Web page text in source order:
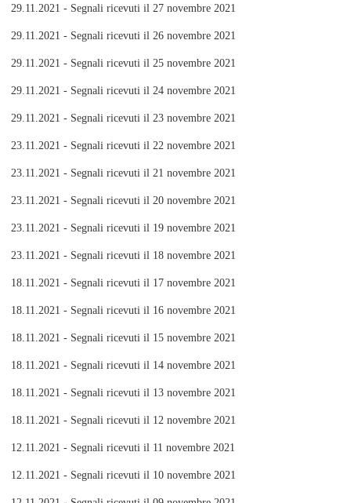
29.11.2021 - Segnali ricevuti il 27 novembre 2021
29.11.2021 - Segnali ricevuti il 26 novembre 2021
29.11.2021 - Segnali ricevuti il 25 novembre 2021
29.11.2021 - Segnali ricevuti il 24 novembre 2021
29.11.2021 - Segnali ricevuti il 23 novembre 2021
23.11.2021 - Segnali ricevuti il 22 novembre 2021
23.11.2021 - Segnali ricevuti il 21 novembre 2021
23.11.2021 - Segnali ricevuti il 20 novembre 2021
23.11.2021 - Segnali ricevuti il 19 novembre 2021
23.11.2021 - Segnali ricevuti il 18 novembre 2021
18.11.2021 - Segnali ricevuti il 17 novembre 2021
18.11.2021 - Segnali ricevuti il 16 novembre 2021
18.11.2021 - Segnali ricevuti il 15 novembre 2021
18.11.2021 - Segnali ricevuti il 14 novembre 2021
18.11.2021 - Segnali ricevuti il 13 novembre 2021
18.11.2021 - Segnali ricevuti il 12 novembre 2021
12.11.2021 - Segnali ricevuti il 11 novembre 2021
12.11.2021 - Segnali ricevuti il 10 novembre 2021